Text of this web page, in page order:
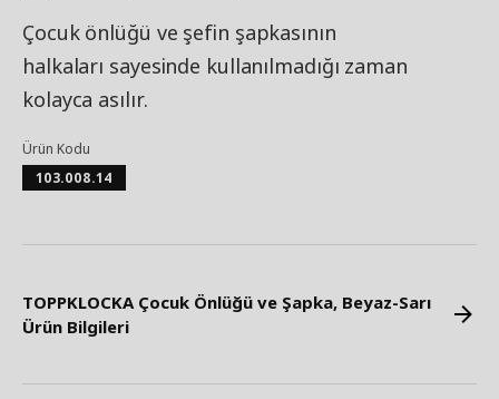
Çocuk önlüğü ve şefin şapkasının
halkaları sayesinde kullanılmadığı zaman
kolayca asılır.
Ürün Kodu
103.008.14
TOPPKLOCKA Çocuk Önlüğü ve Şapka, Beyaz-Sarı
Ürün Bilgileri